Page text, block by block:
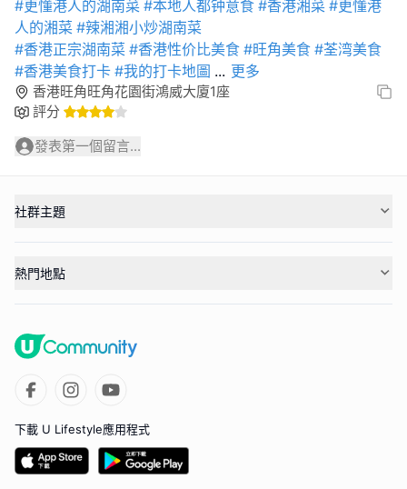
#更懂港人的湖南菜 #本地人都钟意食 #香港湘菜 #更懂港
人的湘菜 #辣湘湘小炒湖南菜
#香港正宗湖南菜 #香港性价比美食 #旺角美食 #荃湾美食
#香港美食打卡 #我的打卡地圖 ... 更多
香港旺角旺角花園街鴻威大廈1座
評分
發表第一個留言...
社群主題
熱門地點
下載 U Lifestyle應用程式